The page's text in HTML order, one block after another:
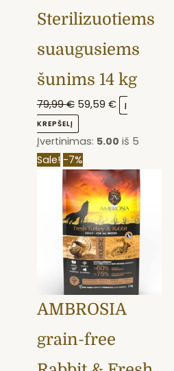
Sterilizuotiems
suaugusiems
šunims 14 kg
79,99€ 59,59 €
Į
KREPŠELĮ
Įvertinimas: 5.00 iš 5
Sale! -7%
AMBROSIA
grain-free
range:
14,90 €
through
58,89 €
This
product
has
multiple
variants.
The
options
may
be
on
the